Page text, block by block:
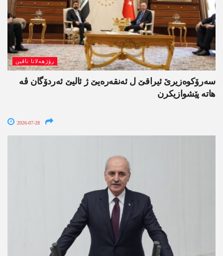
رۆژھەلاتا ناڤین
سەرۆکوەزیرێ ئیراقێ ل ئەنقەرەیێ ژ ئالیێ ئەردۆگان ڤە
ھاتە پێشوازیکرن
2026-07-28